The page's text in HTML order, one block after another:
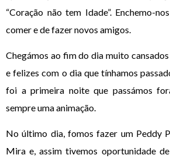
“Coração não tem Idade”. Enchemo-
comer e de fazer novos amigos.
Chegámos ao fim do dia muito
e felizes com o dia que tínhamos
foi a primeira noite que passámos
sempre uma animação.
No último dia, fomos fazer um Peddy
Mira e, assim tivemos oportunidade